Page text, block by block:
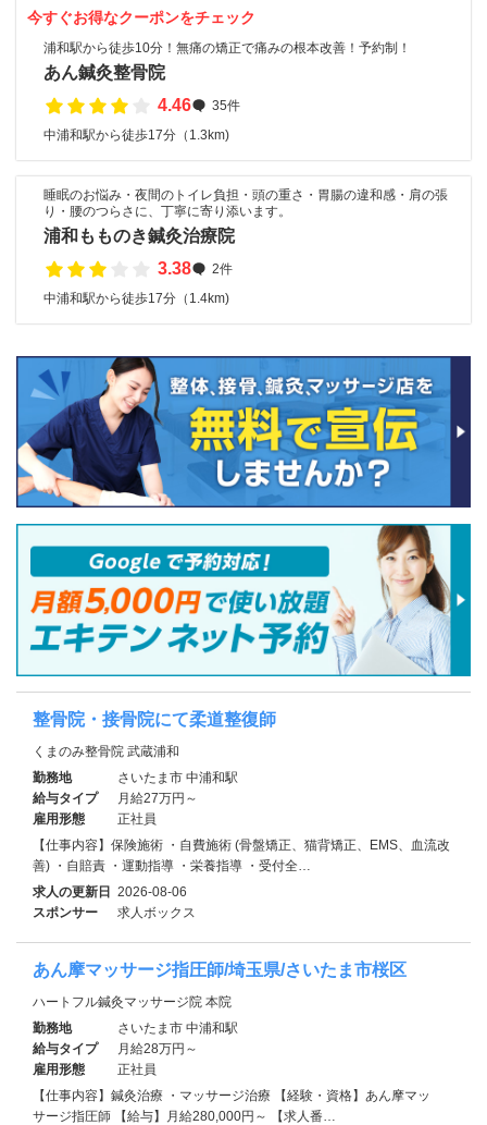
今すぐお得なクーポンをチェック
浦和駅から徒歩10分！無痛の矯正で痛みの根本改善！予約制！
あん鍼灸整骨院
4.46
35件
中浦和駅から徒歩17分（1.3km)
睡眠のお悩み・夜間のトイレ負担・頭の重さ・胃腸の違和感・肩の張
り・腰のつらさに、丁寧に寄り添います。
浦和もものき鍼灸治療院
3.38
2件
中浦和駅から徒歩17分（1.4km)
整骨院・接骨院にて柔道整復師
くまのみ整骨院 武蔵浦和
勤務地
さいたま市 中浦和駅
給与タイプ
月給27万円～
雇用形態
正社員
【仕事内容】保険施術 ・自費施術 (骨盤矯正、猫背矯正、EMS、血流改
善) ・自賠責 ・運動指導 ・栄養指導 ・受付全…
求人の更新日 2026-08-06
スポンサー
求人ボックス
あん摩マッサージ指圧師/埼玉県/さいたま市桜区
ハートフル鍼灸マッサージ院 本院
勤務地
さいたま市 中浦和駅
給与タイプ
月給28万円～
雇用形態
正社員
【仕事内容】鍼灸治療 ・マッサージ治療 【経験・資格】あん摩マッ
サージ指圧師 【給与】月給280,000円～ 【求人番…